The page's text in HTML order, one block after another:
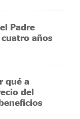
Padre
años
qué a
del